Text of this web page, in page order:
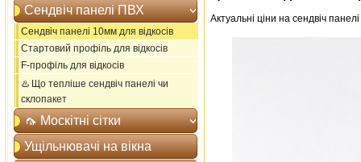
Сендвіч панелі ПВХ
Сендвіч панелі 10мм для відкосів
Стартовий профіль для відкосів
F-профіль для відкосів
♨️ Що тепліше сендвіч панелі чи
склопакет
🦟 Москітні сітки
Ущільнювачі на вікна
Актуальні ціни на сендвіч